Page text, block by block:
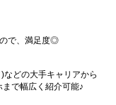
で、満足度◎
どの大手キャリアから
で幅広く紹介可能♪